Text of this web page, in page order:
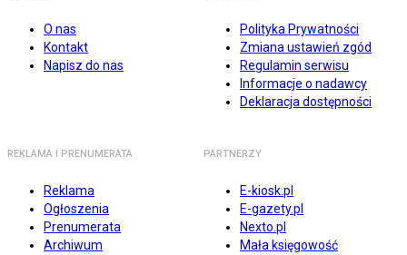
O nas
Kontakt
Napisz do nas
Polityka Prywatności
Zmiana ustawień zgód
Regulamin serwisu
Informacje o nadawcy
Deklaracja dostępności
REKLAMA I PRENUMERATA
Reklama
Ogłoszenia
Prenumerata
Archiwum
PARTNERZY
E-kiosk.pl
E-gazety.pl
Nexto.pl
Mała księgowość